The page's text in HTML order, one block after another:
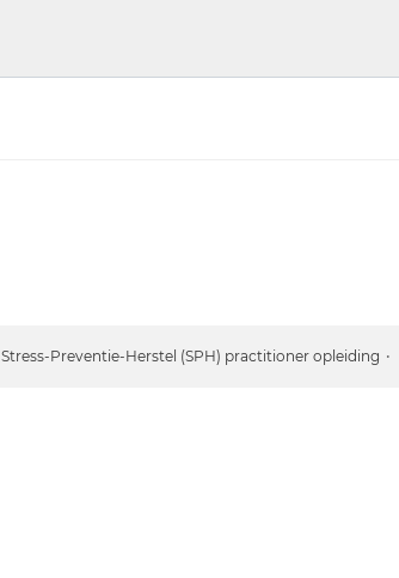
Stress-Preventie-Herstel (SPH) practitioner opleiding